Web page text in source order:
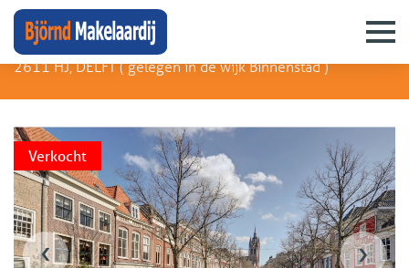
Oude Delft 234
2611 HJ, DELFT (gelegen in de wijk Binnenstad)
Verkocht
‹ ›